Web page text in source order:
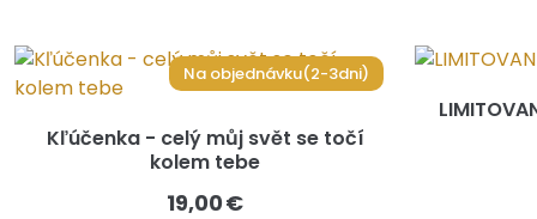
Na objednávku(2-3dni)
Kľúčenka - celý můj svět se točí
kolem tebe
19,00 €